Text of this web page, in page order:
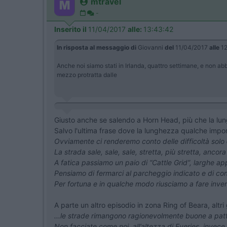
-
Inserito il 11/04/2017 alle: 13:43:42
In risposta al messaggio di Giovanni del 11/04/2017 alle
Anche noi siamo stati in Irlanda, quattro settimane, e non
mezzo protratta dalle
Giusto anche se salendo a Horn Head, più che la
Salvo l'ultima frase dove la lunghezza qualche
Ovviamente ci renderemo conto delle difficoltà
La strada sale, sale, sale, stretta, più stretta,
A fatica passiamo un paio di “Cattle Grid”, larghe
Pensiamo di fermarci al parcheggio indicato e di
Per fortuna e in qualche modo riusciamo a fare
A parte un altro episodio in zona Ring of Beara,
...le strade rimangono ragionevolmente buone a